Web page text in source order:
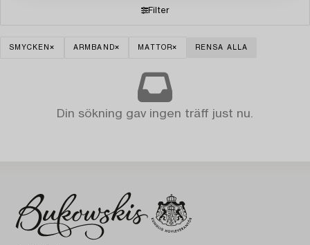
Filter
SMYCKEN ARMBAND MATTOR RENSA ALLA
Din sökning gav ingen träff just nu.